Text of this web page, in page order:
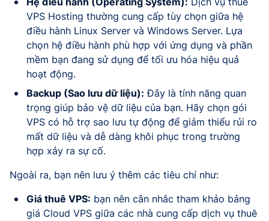
VPS Hosting thường cung cấp tùy chọn giữa hệ
điều hành Linux Server và Windows Server. Lựa
chọn hệ điều hành phù hợp với ứng dụng và phần
mềm bạn đang sử dụng để tối ưu hóa hiệu quả
hoạt động.
Backup (Sao lưu dữ liệu): Đây là tính năng quan
trọng giúp bảo vệ dữ liệu của bạn. Hãy chọn gói
VPS có hỗ trợ sao lưu tự động để giảm thiểu rủi ro
mất dữ liệu và dễ dàng khôi phục trong trường
hợp xảy ra sự cố.
Ngoài ra, bạn nên lưu ý thêm các tiêu chí như:
Giá thuê VPS: bạn nên cân nhắc tham khảo bảng
giá Cloud VPS giữa các nhà cung cấp dịch vụ thuê